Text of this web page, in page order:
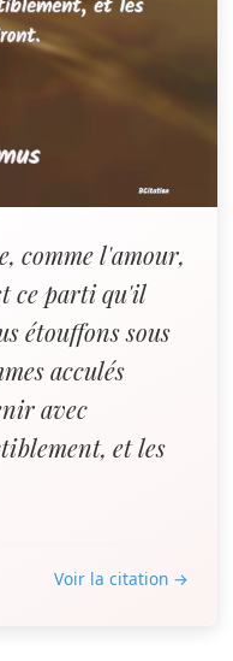
comme l'amour,
ce parti qu'il
étouffons sous
acculés
avec
et les
Voir la citation →